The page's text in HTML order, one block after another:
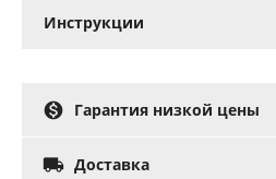
Инструкции
 Гарантия низкой цены
 Доставка